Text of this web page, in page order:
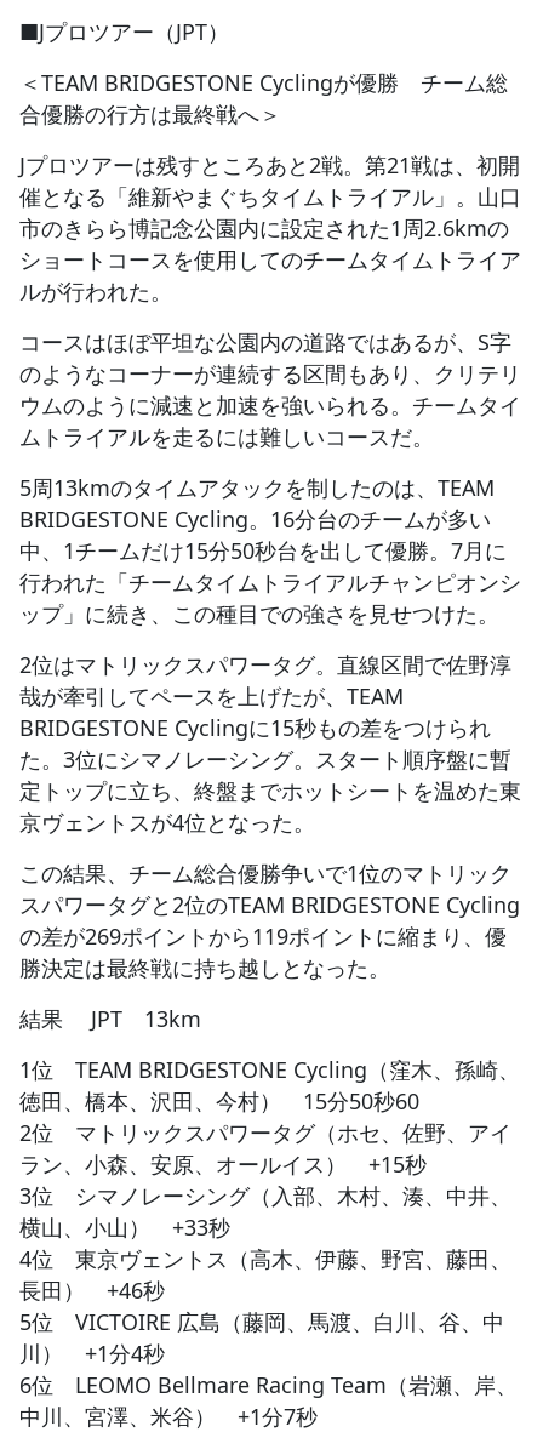
■Jプロツアー（JPT）
＜TEAM BRIDGESTONE Cyclingが優勝 チーム総
合優勝の行方は最終戦へ＞
Jプロツアーは残すところあと2戦。第21戦は、初開
催となる「維新やまぐちタイムトライアル」。山口
市のきらら博記念公園内に設定された1周2.6kmの
ショートコースを使用してのチームタイムトライア
ルが行われた。
コースはほぼ平坦な公園内の道路ではあるが、S字
のようなコーナーが連続する区間もあり、クリテリ
ウムのように減速と加速を強いられる。チームタイ
ムトライアルを走るには難しいコースだ。
5周13kmのタイムアタックを制したのは、TEAM
BRIDGESTONE Cycling。16分台のチームが多い
中、1チームだけ15分50秒台を出して優勝。7月に
行われた「チームタイムトライアルチャンピオンシ
ップ」に続き、この種目での強さを見せつけた。
2位はマトリックスパワータグ。直線区間で佐野淳
哉が牽引してペースを上げたが、TEAM
BRIDGESTONE Cyclingに15秒もの差をつけられ
た。3位にシマノレーシング。スタート順序盤に暫
定トップに立ち、終盤までホットシートを温めた東
京ヴェントスが4位となった。
この結果、チーム総合優勝争いで1位のマトリック
スパワータグと2位のTEAM BRIDGESTONE Cycling
の差が269ポイントから119ポイントに縮まり、優
勝決定は最終戦に持ち越しとなった。
結果 JPT 13km
1位 TEAM BRIDGESTONE Cycling（窪木、孫崎、
徳田、橋本、沢田、今村） 15分50秒60
2位 マトリックスパワータグ（ホセ、佐野、アイ
ラン、小森、安原、オールイス） +15秒
3位 シマノレーシング（入部、木村、湊、中井、
横山、小山） +33秒
4位 東京ヴェントス（高木、伊藤、野宮、藤田、
長田） +46秒
5位 VICTOIRE 広島（藤岡、馬渡、白川、谷、中
川） +1分4秒
6位 LEOMO Bellmare Racing Team（岩瀬、岸、
中川、宮澤、米谷） +1分7秒